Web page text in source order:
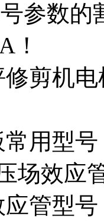
参数
！
剪机电
用型号
场效应
管型